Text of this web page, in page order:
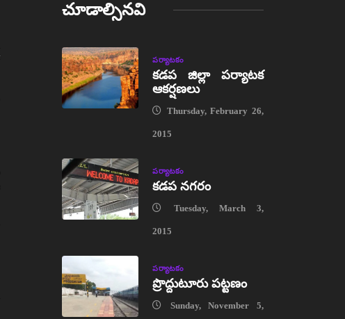
చూడాల్సినవి
పర్యాటకం
కడప జిల్లా పర్యాటక
ఆకర్షణలు
Thursday, February 26,
2015
పర్యాటకం
కడప నగరం
Tuesday, March 3,
2015
పర్యాటకం
ప్రొద్దుటూరు పట్టణం
Sunday, November 5,